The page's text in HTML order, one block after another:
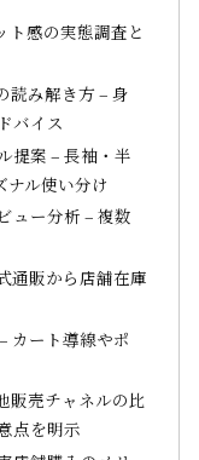
ト感の実態調査と
読み解き方 – 身
バイス
提案 – 長袖・半
ナル使い分け
ュー分析 – 複数
通販から店舗在庫
カート導線やポ
販売チャネルの比
点を明示